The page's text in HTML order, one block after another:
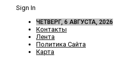
Sign In
ЧЕТВЕРГ, 6 АВГУСТА, 2026
Контакты
Лента
Политика Сайта
Карта